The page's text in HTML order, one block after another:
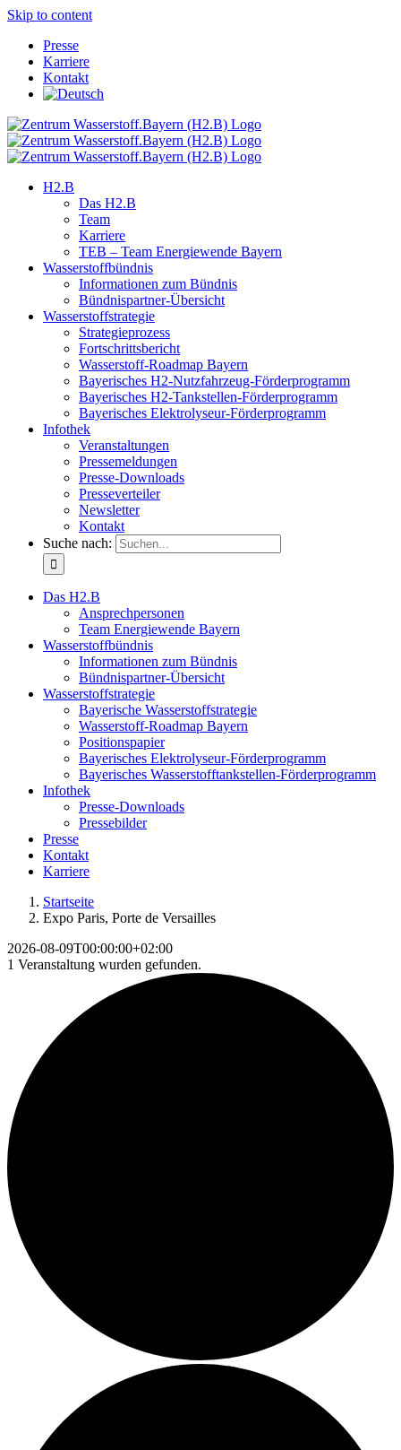
Skip to content
Presse
Karriere
Kontakt
H2.B
Das H2.B
Team
Karriere
TEB – Team Energiewende Bayern
Wasserstoffbündnis
Informationen zum Bündnis
Bündnispartner-Übersicht
Wasserstoffstrategie
Strategieprozess
Fortschrittsbericht
Wasserstoff-Roadmap Bayern
Bayerisches H2-Nutzfahrzeug-Förderprogramm
Bayerisches H2-Tankstellen-Förderprogramm
Bayerisches Elektrolyseur-Förderprogramm
Infothek
Veranstaltungen
Pressemeldungen
Presse-Downloads
Presseverteiler
Newsletter
Kontakt
Suche nach:
Das H2.B
Ansprechpersonen
Team Energiewende Bayern
Wasserstoffbündnis
Informationen zum Bündnis
Bündnispartner-Übersicht
Wasserstoffstrategie
Bayerische Wasserstoffstrategie
Wasserstoff-Roadmap Bayern
Positionspapier
Bayerisches Elektrolyseur-Förderprogramm
Bayerisches Wasserstofftankstellen-Förderprogramm
Infothek
Presse-Downloads
Pressebilder
Presse
Kontakt
Karriere
Startseite
Expo Paris, Porte de Versailles
2026-08-09T00:00:00+02:00
1 Veranstaltung wurden gefunden.